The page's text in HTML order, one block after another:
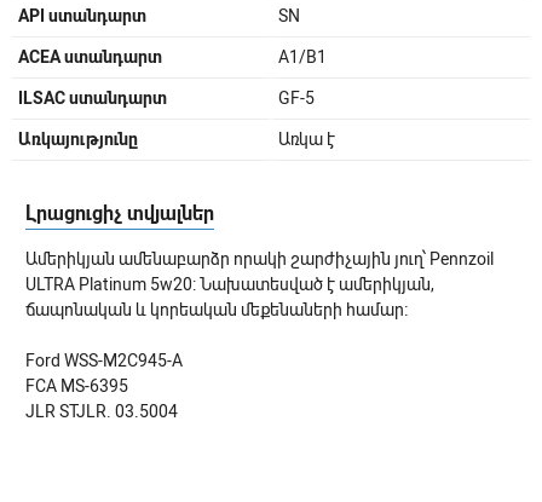
API ստանդարտ SN
ACEA ստանդարտ A1/B1
ILSAC ստանդարտ GF-5
Առկայությունը Առկա է
Լրացուցիչ տվյալներ
Ամերիկյան ամենաբարձր որակի շարժիչային յուղ՝ Pennzoil
ULTRA Platinum 5w20: Նախատեսված է ամերիկյան,
ճապոնական և կորեական մեքենաների համար։
Ford WSS-M2C945-A
FCA MS-6395
JLR STJLR. 03.5004